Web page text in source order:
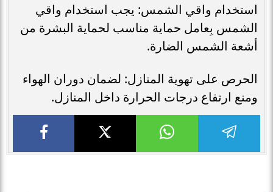
استخدام واقي الشمس: يجب استخدام واقي
الشمس بِعامل حماية مناسب لحماية البشرة من
أشعة الشمس الضارة.
الحرص على تهوية المنازل: لضمان دوران الهواء
ومنع ارتفاع درجات الحرارة داخل المنازل.